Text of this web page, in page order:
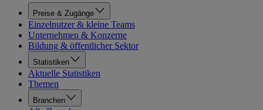
Preise & Zugänge
Einzelnutzer & kleine Teams
Unternehmen & Konzerne
Bildung & öffentlicher Sektor
Statistiken
Aktuelle Statistiken
Themen
Branchen